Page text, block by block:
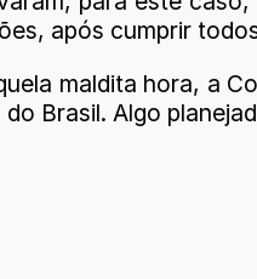
após cumprir
maldita hora, a
Brasil. Algo